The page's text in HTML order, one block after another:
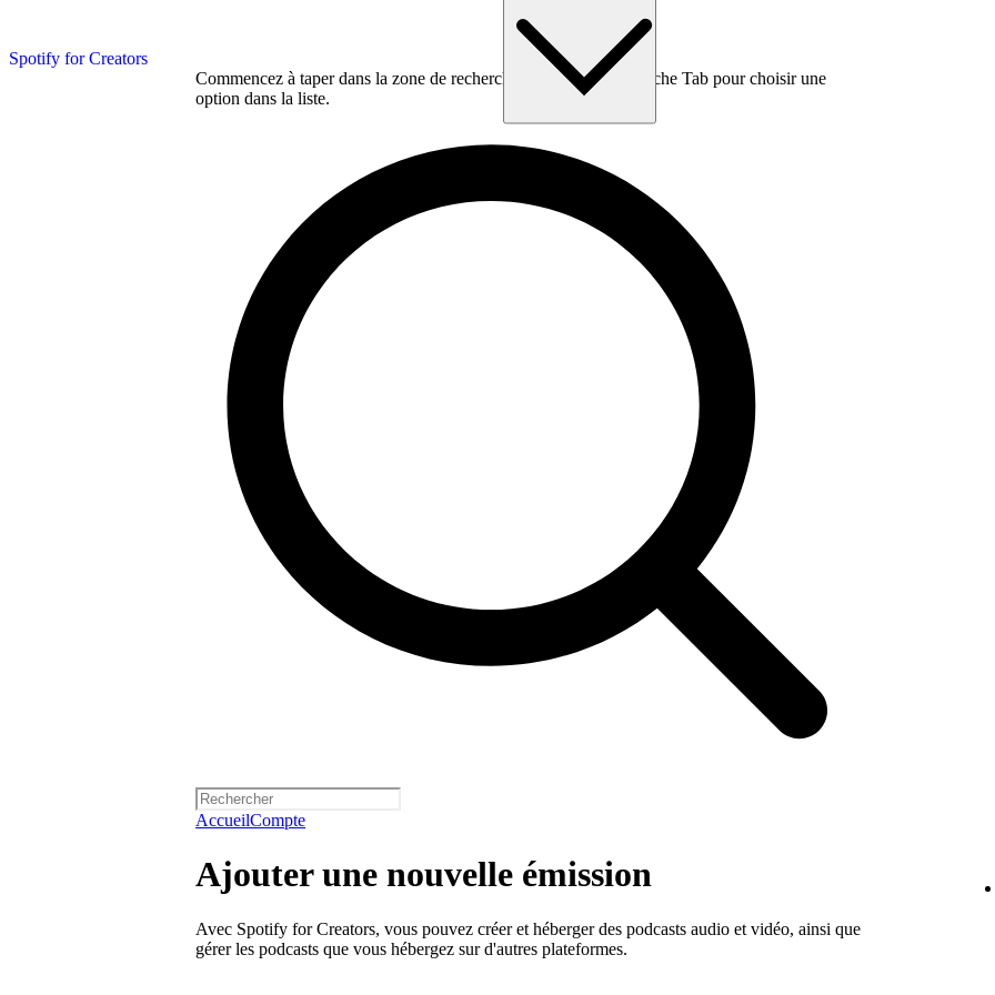
Spotify for Creators
Commencez à taper dans la zone de recherche, puis utilisez la touche Tab pour choisir une
option dans la liste.
AccueilCompte
Ajouter une nouvelle émission
Avec Spotify for Creators, vous pouvez créer et héberger des podcasts audio et vidéo, ainsi que
gérer les podcasts que vous hébergez sur d'autres plateformes.